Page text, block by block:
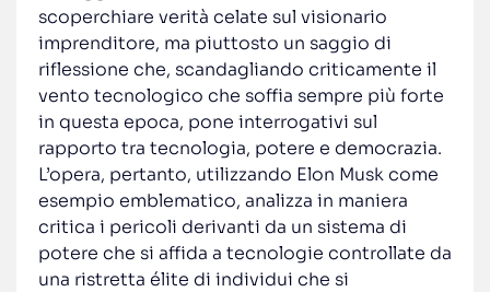
scoperchiare verità celate sul visionario
imprenditore, ma piuttosto un saggio di
riflessione che, scandagliando criticamente il
vento tecnologico che soffia sempre più forte
in questa epoca, pone interrogativi sul
rapporto tra tecnologia, potere e democrazia.
L’opera, pertanto, utilizzando Elon Musk come
esempio emblematico, analizza in maniera
critica i pericoli derivanti da un sistema di
potere che si affida a tecnologie controllate da
una ristretta élite di individui che si